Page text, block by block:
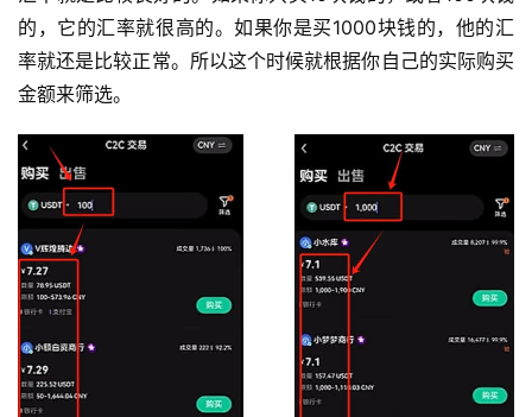
析
币
圈
常
见
问
的，它的汇率就很高的。如果你是买1000块钱的，他的汇
率就还是比较正常。所以这个时候就根据你自己的实际购买
金额来筛选。